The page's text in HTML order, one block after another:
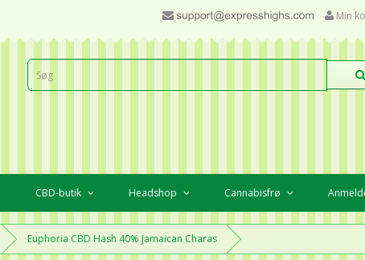
Min
CBD-butik Headshop Cannabisfrø
Euphoria CBD Hash 40% Jamaican Charas